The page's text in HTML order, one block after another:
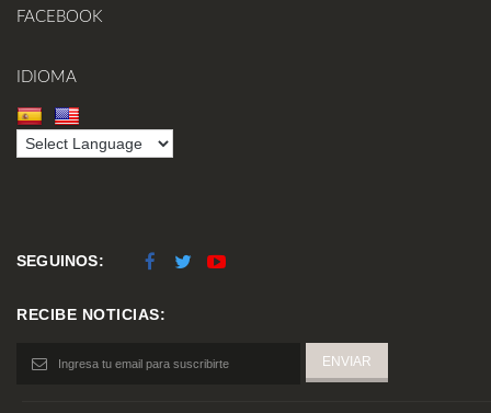
FACEBOOK
IDIOMA
SEGUINOS:
RECIBE NOTICIAS: